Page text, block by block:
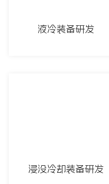
液冷装备研发
浸没冷却装备研发